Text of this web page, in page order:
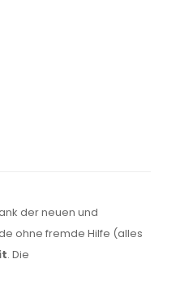
der neuen und
ohne fremde Hilfe (alles
. Die